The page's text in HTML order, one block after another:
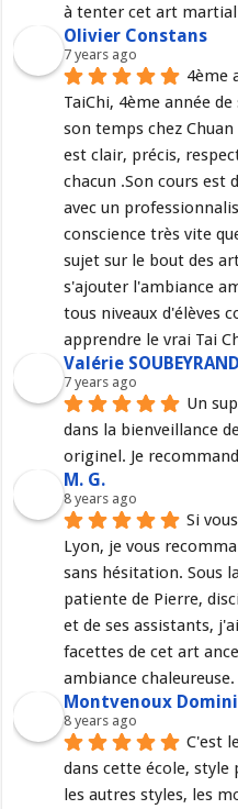
à tenter cet art martial
Olivier Constans
7 years ago
4ème
TaiChi, 4ème année
son temps chez
est clair, précis,
chacun .Son cours est
avec un
conscience très vite
sujet sur le bout des
s'ajouter l'ambiance
tous niveaux d'élèves
apprendre le vrai Tai
Valérie SOUBEYRAND
7 years ago
Un
dans la bienveillance
originel. Je
M. G.
8 years ago
Si
Lyon, je vous
sans hésitation. Sous
patiente de Pierre,
et de ses assistants,
facettes de cet art
ambiance chaleureuse.
Montvenoux
8 years ago
C'est
dans cette école,
les autres styles, les